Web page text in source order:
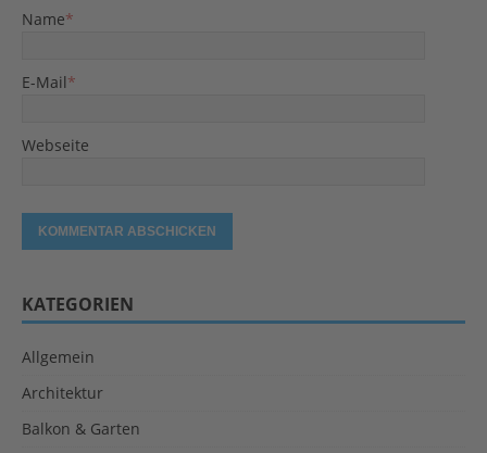
Name*
E-Mail*
Webseite
KATEGORIEN
Allgemein
Architektur
Balkon & Garten